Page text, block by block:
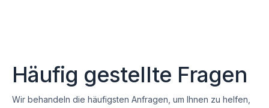
Häufig gestellte Fragen
Wir behandeln die häufigsten Anfragen, um Ihnen zu helfen,